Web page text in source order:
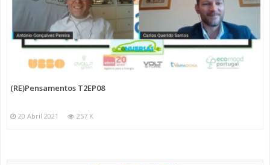
(RE)Pensamentos T2EP08
20 Abril 2021 257 K